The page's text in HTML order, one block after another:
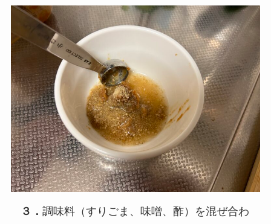
３．調味料（すりごま、味噌、酢）を混ぜ合わ